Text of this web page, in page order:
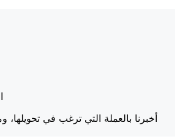
أخبرنا بالعملة التي ترغب في تحويلها،